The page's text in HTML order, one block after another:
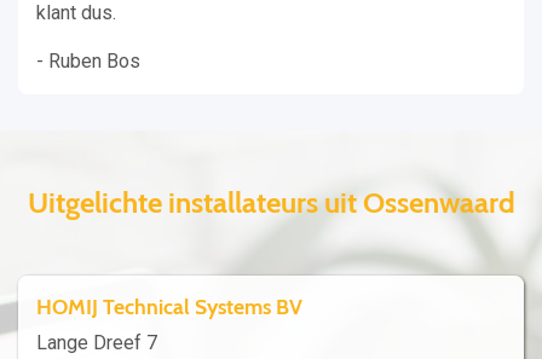
klant dus.
- Ruben Bos
Uitgelichte installateurs uit Ossenwaard
HOMIJ Technical Systems BV
Lange Dreef 7